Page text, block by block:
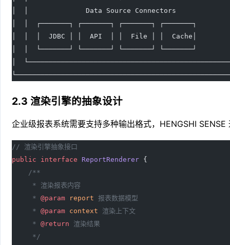
│  │              Data Source Connectors
│  │  ┌───────┐ ┌───────┐ ┌───────┐ ┌───────┐
│  │  │  JDBC │ │  API  │ │  File │ │  Cache│
│  │  └───────┘ └───────┘ └───────┘ └───────┘
│
2.3 渲染引擎的抽象设计
企业级报表系统需要支持多种输出格式，HENGSHI SENSE
// 渲染引擎抽象接口
public interface ReportRenderer {
    /**
     * 渲染报表内容
     *
@param report 报表数据模型
     *
@param context 渲染上下文
     *
@return 渲染结果
     */